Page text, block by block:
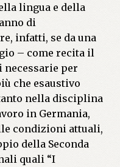
lingua e della
di
infatti, se da una
– come recita il
per
che esaustivo
nella disciplina
in Germania,
condizioni attuali,
della Seconda
quali “I